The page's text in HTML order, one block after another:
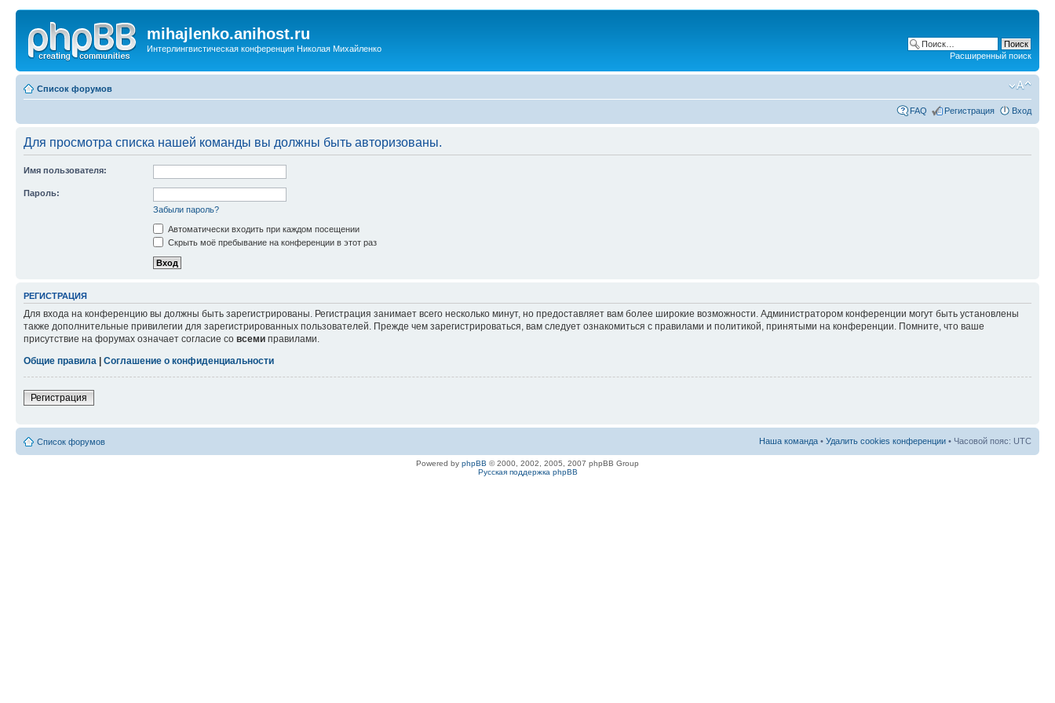
mihajlenko.anihost.ru
Интерлингвистическая конференция Николая Михайленко
Расширенный поиск
Список форумов
FAQ Регистрация Вход
Для просмотра списка нашей команды вы должны быть авторизованы.
Имя пользователя:
Пароль:
Забыли пароль?
Автоматически входить при каждом посещении
Скрыть моё пребывание на конференции в этот раз
РЕГИСТРАЦИЯ
Для входа на конференцию вы должны быть зарегистрированы. Регистрация занимает всего несколько минут, но предоставляет вам более широкие возможности. Администратором конференции могут быть установлены
также дополнительные привилегии для зарегистрированных пользователей. Прежде чем зарегистрироваться, вам следует ознакомиться с правилами и политикой, принятыми на конференции. Помните, что ваше
присутствие на форумах означает согласие со всеми правилами.
Общие правила
Соглашение о конфиденциальности
Регистрация
Список форумов Наша команда • Удалить cookies конференции • Часовой пояс: UTC
Powered by phpBB © 2000, 2002, 2005, 2007 phpBB Group
Русская поддержка phpBB